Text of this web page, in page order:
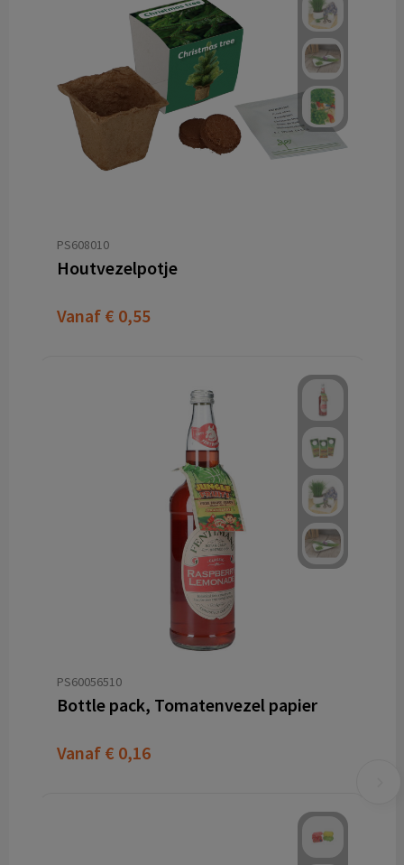
PS608010
Houtvezelpotje
Vanaf € 0,55
PS60056510
Bottle pack, Tomatenvezel papier
Vanaf € 0,16